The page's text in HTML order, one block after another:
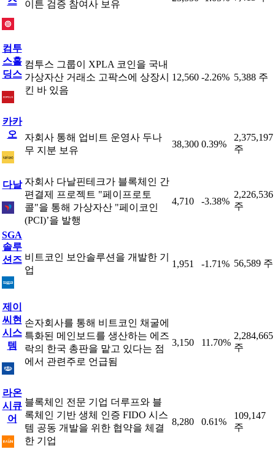
이튼 검증 참여사 보유
컴투
스홀
딩스
컴투스 그룹이 XPLA 코인을 국내
가상자산 거래소 고팍스에 상장시
킨 바 있음
12,560 -2.26% 5,388 주
카카
오
자회사 통해 업비트 운영사 두나
무 지분 보유
38,300 0.39%
2,375,197
주
다날 자회사 다날핀테크가 블록체인 간
편결제 프로젝트 "페이프로토
콜"을 통해 가상자산 "페이코인
(PCI)’을 발행
4,710 -3.38%
2,226,536
주
SGA
솔루
션즈 비트코인 보안솔루션을 개발한 기
업
1,951 -1.71% 56,589 주
제이
씨현
시스
템
손자회사를 통해 비트코인 채굴에
특화된 메인보드를 생산하는 에즈
락의 한국 총판을 맡고 있다는 점
에서 관련주로 언급됨
3,150 11.70%
2,284,665
주
라온
시큐
어
블록체인 전문 기업 더루프와 블
록체인 기반 생체 인증 FIDO 시스
템 공동 개발을 위한 협약을 체결
한 기업
8,280 0.61%
109,147
주